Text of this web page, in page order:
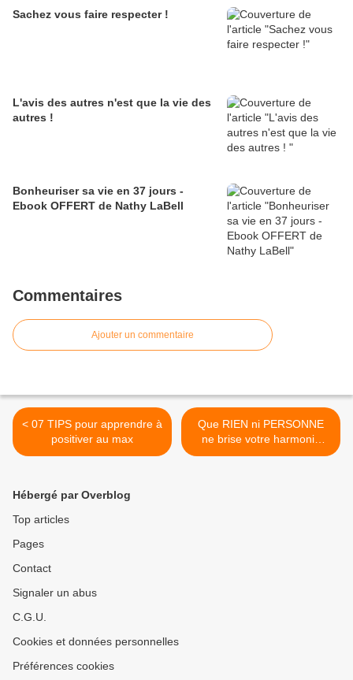
Sachez vous faire respecter !
L'avis des autres n'est que la vie des
autres !
Bonheuriser sa vie en 37 jours -
Ebook OFFERT de Nathy LaBell
Commentaires
Ajouter un commentaire
< 07 TIPS pour apprendre à
positiver au max
Que RIEN ni PERSONNE
ne brise votre harmonie
intérieure >
Hébergé par Overblog
Top articles
Pages
Contact
Signaler un abus
C.G.U.
Cookies et données personnelles
Préférences cookies